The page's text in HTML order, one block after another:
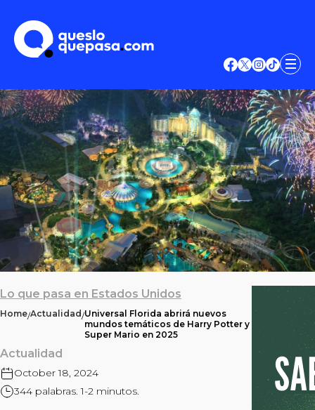
Lo que pasa en Estados Unidos
Home/Actualidad/Universal Florida abrirá nuevos
mundos temáticos de Harry Potter y
Super Mario en 2025
Actualidad
October 18, 2024
344 palabras. 1-2 minutos.